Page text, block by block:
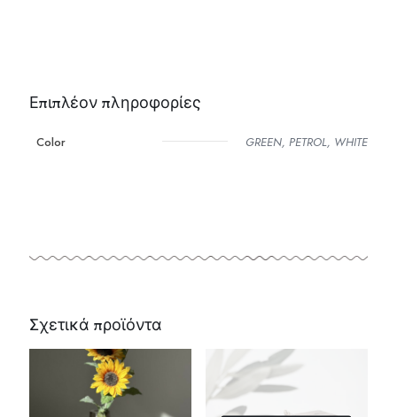
Επιπλέον πληροφορίες
Color GREEN, PETROL, WHITE
Σχετικά προϊόντα